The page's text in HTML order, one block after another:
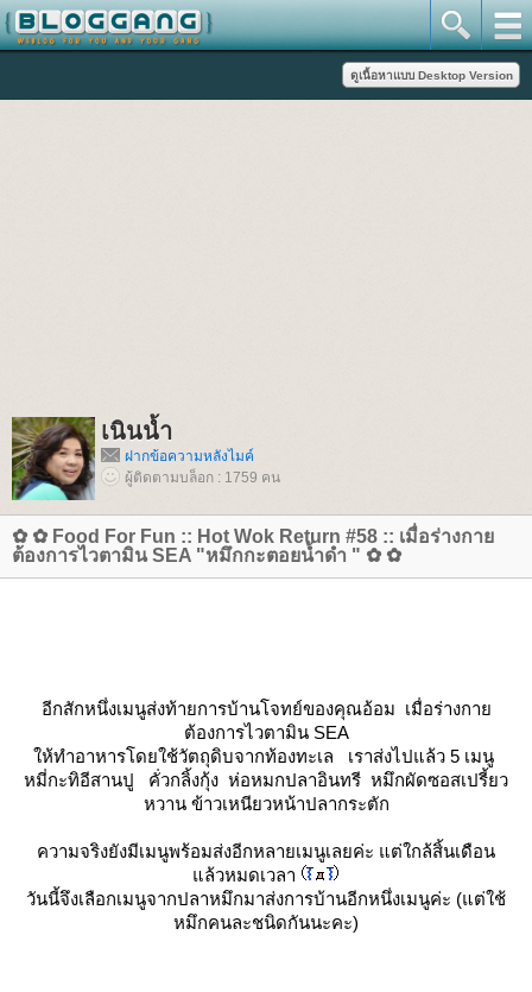
เนินน้ำ
ฝากข้อความหลังไมค์
ผู้ติดตามบล็อก : 1759 คน
✿ ✿ Food For Fun :: Hot Wok Return #58 :: เมื่อร่างกา
ต้องการไวตามิน SEA "หมึกกะตอยน้ำดำ " ✿ ✿
อีกสักหนึ่งเมนูส่งท้ายการบ้านโจทย์ของคุณอ้อม เมื่อร่างกา
ต้องการไวตามิน SEA
ห้ทำอาหารโดยใช้วัตถุดิบจากท้องทะเล เราส่งไปแล้ว 5 เมนู
หมี่กะทิอีสานปู คั่วกลิ้งกุ้ง ห่อหมกปลาอินทรี หมึกผัดซอสเปรี้ยว
หวาน ข้าวเหนียวหน้าปลากระตัก
ความจริงยังมีเมนูพร้อมส่งอีกหลายเมนูเลยค่ะ แต่ใกล้สิ้นเดือน
ล้วหมดเวลา
วันนี้จึงเลือกเมนูจากปลาหมึกมาส่งการบ้านอีกหนึ่งเมนูค่ะ (แต่ใช้
หมึกคนละชนิดกันนะคะ)